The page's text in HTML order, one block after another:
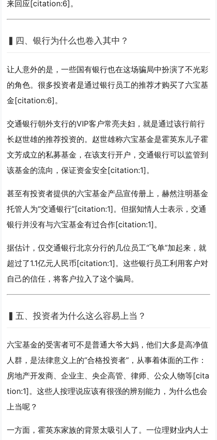
来回应[citation:6]。
▍ 四、银行为什么也卷入其中？
让人意外的是，一些国有银行也在这场骗局中扮演了不光彩
的角色。很多投资者是通过银行员工的推荐才购买了六宝基
金[citation:6]。
交通银行朝外支行的VIP客户常亮夫妇，就是通过该行前行
长赵世雄的推荐投资的。赵世雄称六宝基金是霍英东儿子霍
文芳成立的私募基金，在该支行开户，交通银行可以监管到
该基金的流向，保证资金安全[citation:1]。
甚至有投资者提供的六宝基金产品宣传册上，赫然注明基金
托管人为“交通银行”[citation:1]。但据知情人士表示，交通
银行并没有与六宝基金有过合作[citation:1]。
据估计，仅交通银行北京分行的几位员工“飞单”加起来，就
超过了1.1亿元人民币[citation:1]。这些银行员工利用客户对
自己的信任，将客户拉入了这个骗局。
▍ 五、投资者为什么这么容易上当？
六宝基金的受害者可不是普通大爷大妈，他们大多是高净值
人群，是法律意义上的“合格投资者”，从事着体面的工作：
房地产开发商、企业主、央企高管、律师、公众人物等[cita
tion:1]。这些人按理说应该有很强的辨别能力，为什么也会
上当呢？
一方面，霍英东家族的背景太吸引人了。一位理财业内人士